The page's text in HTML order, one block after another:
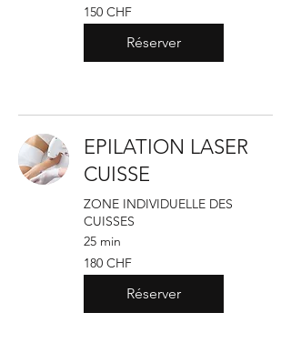
150
francs
suisses
150 CHF
Réserver
EPILATION LASER
CUISSE
ZONE INDIVIDUELLE DES
CUISSES
25 min
180
francs
suisses
180 CHF
Réserver